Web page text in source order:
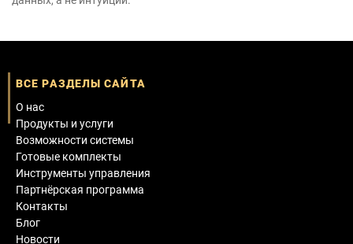
ВСЕ РАЗДЕЛЫ САЙТА
О нас
Продукты и услуги
Возможности системы
Готовые комплекты
Инструменты управления
Партнёрская программа
Контакты
Блог
Новости